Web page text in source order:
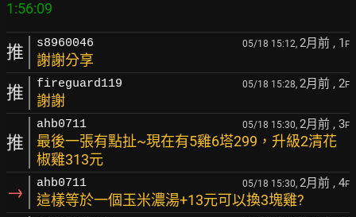
推 s8960046 05/18 15:12, 2月前 , 1 F
謝謝分享
推 fireguard119 05/18 15:28, 2月前 , 2F
謝謝
推
ahb0711 05/18 15:30, 2月前 , 3F
最後一張有點扯~現在有5雞6塔299，升級2清花
椒雞313元
→ ahb0711 05/18 15:30, 2月前 , 4F
這樣等於一個玉米濃湯+13元可以換3塊雞?